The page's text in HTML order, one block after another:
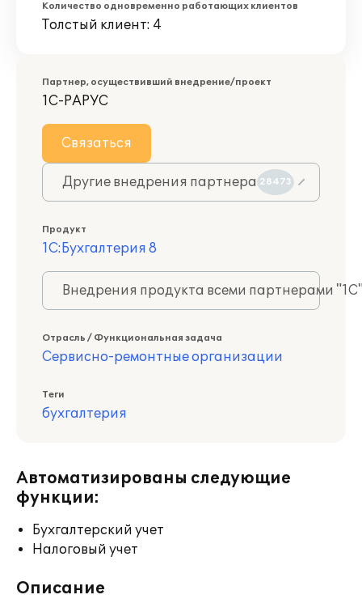
Количество одновременно работающих клиентов
Толстый клиент: 4
Партнер, осуществивший внедрение/проект
1С-РАРУС
Связаться
Другие внедрения партнера 28473
Продукт
1С:Бухгалтерия 8
Внедрения продукта всеми партнерами
Отрасль / Функциональная задача
Сервисно-ремонтные организации
Теги
бухгалтерия
Автоматизированы следующие
функции:
Бухгалтерский учет
Налоговый учет
Описание